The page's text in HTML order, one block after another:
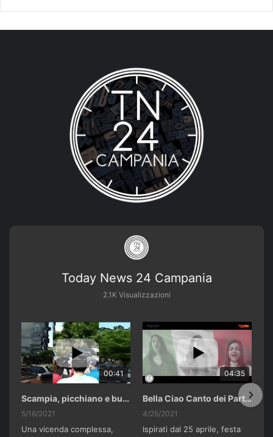
Today News 24 Campania
2.1K Visualizzazioni
00:41
Scampia, picchiano e buttano in un cassonetto un uomo accusato di abusi sui nipotini.
5/16/2021
Una vicenda complessa,
04:35
Bella Ciao Canto dei Partigiani 25 Aprile 2021 Soulshine Gospel Choir Riardo (CE)
4/25/2021
Ispirati dal 25 aprile, festa